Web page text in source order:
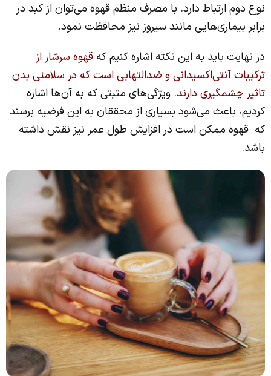
نوع دوم ارتباط دارد. با مصرف منظم قهوه می‌توان از کبد در
برابر بیماری‌هایی مانند سیروز نیز محافظت نمود.
در نهایت باید به این نکته اشاره کنیم که قهوه سرشار از
ترکیبات آنتی‌اکسیدانی و ضدالتهابی است که در سلامتی بدن
تاثیر چشمگیری دارند. ویژگی‌های مثبتی که به آن‌ها اشاره
کردیم، باعث می‌شود بسیاری از محققان به این فرضیه برسند
که قهوه ممکن است در افزایش طول عمر نیز نقش داشته
باشد.